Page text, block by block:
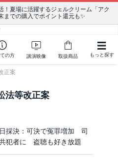
！夏場に活躍するジェルクリーム「アク
での購入でポイント還元も✨
の方 講演映像 取扱商品 もっと探す
正案
法等改正案
採決：可決で冤罪増加 司
犯者に 盗聴も好き放題